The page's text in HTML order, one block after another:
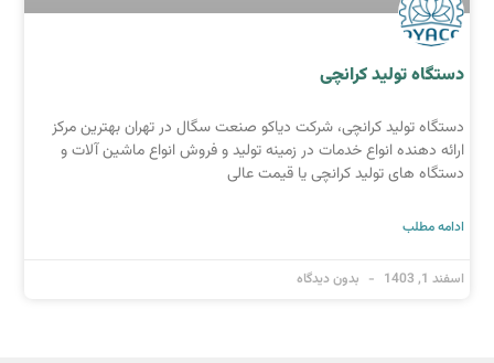
دستگاه تولید کرانچی
دستگاه تولید کرانچی، شرکت دیاکو صنعت سگال در تهران بهترین مرکز
ارائه دهنده انواع خدمات در زمینه تولید و فروش انواع ماشین آلات و
دستگاه های تولید کرانچی یا قیمت عالی
ادامه مطلب
اسفند 1, 1403 بدون دیدگاه